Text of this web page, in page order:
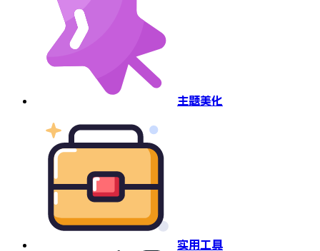
主题美化
实用工具